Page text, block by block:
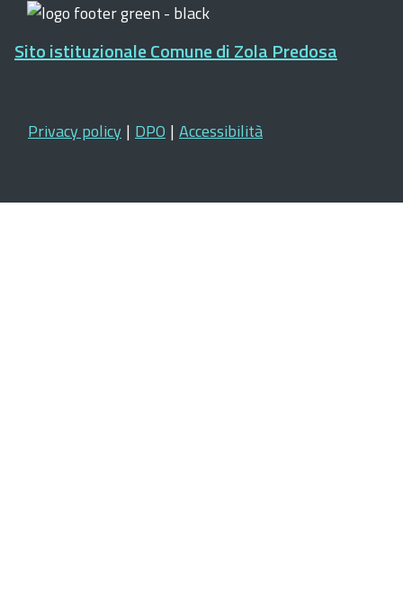
Sito istituzionale Comune di Zola Predosa
Privacy policy | DPO | Accessibilità